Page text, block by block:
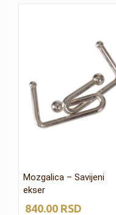
Mozgalica – Savijeni
ekser
840.00 RSD